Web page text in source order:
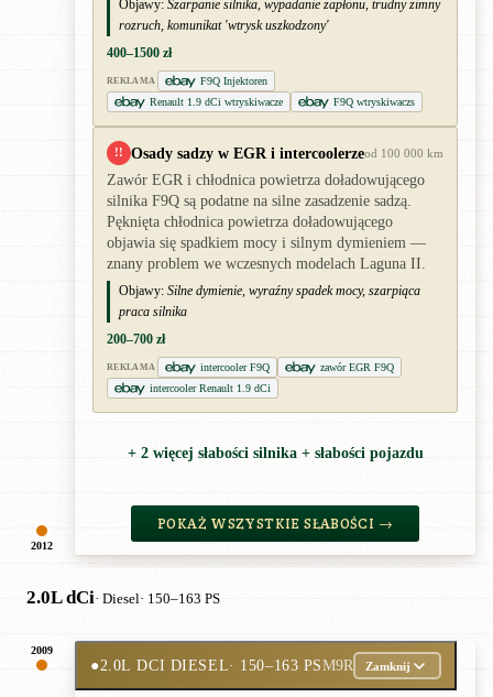
2012
Objawy: Szarpanie silnika, wypadanie zapłonu, trudny zimny
rozruch, komunikat 'wtrysk uszkodzony'
400–1500 zł
REKLAMA
F9Q Injektoren
Renault 1.9 dCi wtryskiwacze
F9Q wtryskiwaczs
!! Osady sadzy w EGR i intercoolerzeod 100 000 km
Zawór EGR i chłodnica powietrza doładowującego
silnika F9Q są podatne na silne zasadzenie sadzą.
Pęknięta chłodnica powietrza doładowującego
objawia się spadkiem mocy i silnym dymieniem —
znany problem we wczesnych modelach Laguna II.
Objawy: Silne dymienie, wyraźny spadek mocy, szarpiąca
praca silnika
200–700 zł
REKLAMA intercooler F9Q
zawór EGR F9Q
intercooler Renault 1.9 dCi
+ 2 więcej słabości silnika + słabości pojazdu
POKAŻ WSZYSTKIE SŁABOŚCI →
2.0L dCi· Diesel· 150–163 PS
2009
●2.0L DCI DIESEL· 150–163 PSM9R Zamknij